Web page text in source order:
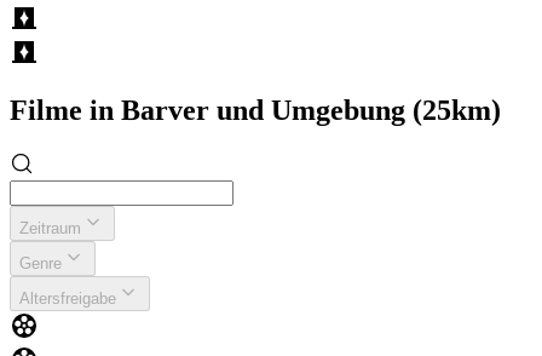
Filme in Barver und Umgebung (25km)
Zeitraum
Genre
Altersfreigabe